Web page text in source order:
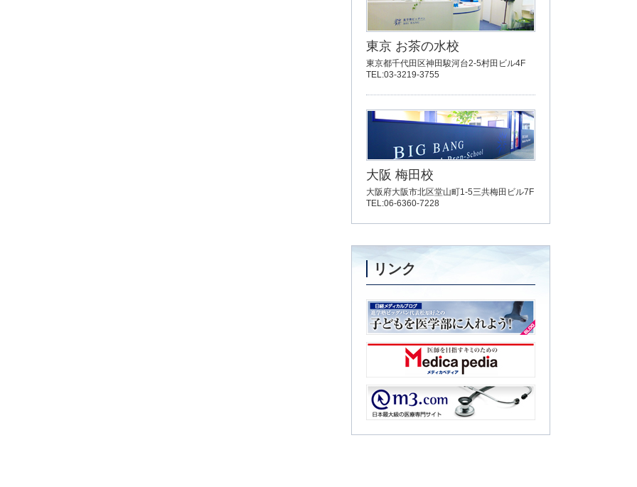
東京 お茶の水校
東京都千代田区神田駿河台2-5村田ビル4F
TEL:03-3219-3755
大阪 梅田校
大阪府大阪市北区堂山町1-5三共梅田ビル7F
TEL:06-6360-7228
リンク
子どもを医学部に入れよう！
Medica pedia